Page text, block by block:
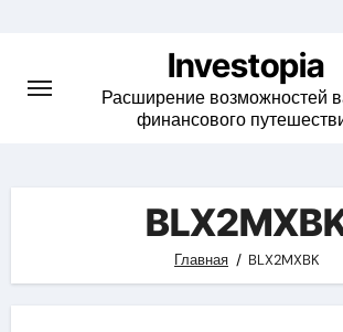
content
Investopia
Расширение возможностей
финансового
Главная BLX2MXBK